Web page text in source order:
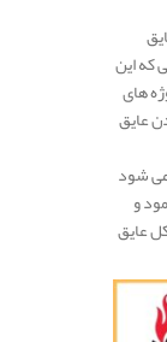
که این
های
عایق
شود
و
عایق